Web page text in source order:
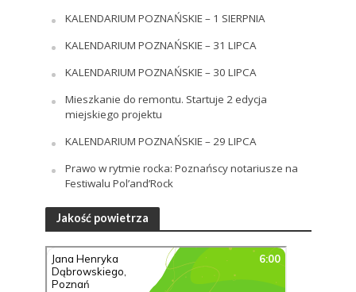
KALENDARIUM POZNAŃSKIE – 1 SIERPNIA
KALENDARIUM POZNAŃSKIE – 31 LIPCA
KALENDARIUM POZNAŃSKIE – 30 LIPCA
Mieszkanie do remontu. Startuje 2 edycja
miejskiego projektu
KALENDARIUM POZNAŃSKIE – 29 LIPCA
Prawo w rytmie rocka: Poznańscy notariusze na
Festiwalu Pol’and’Rock
Jakość powietrza